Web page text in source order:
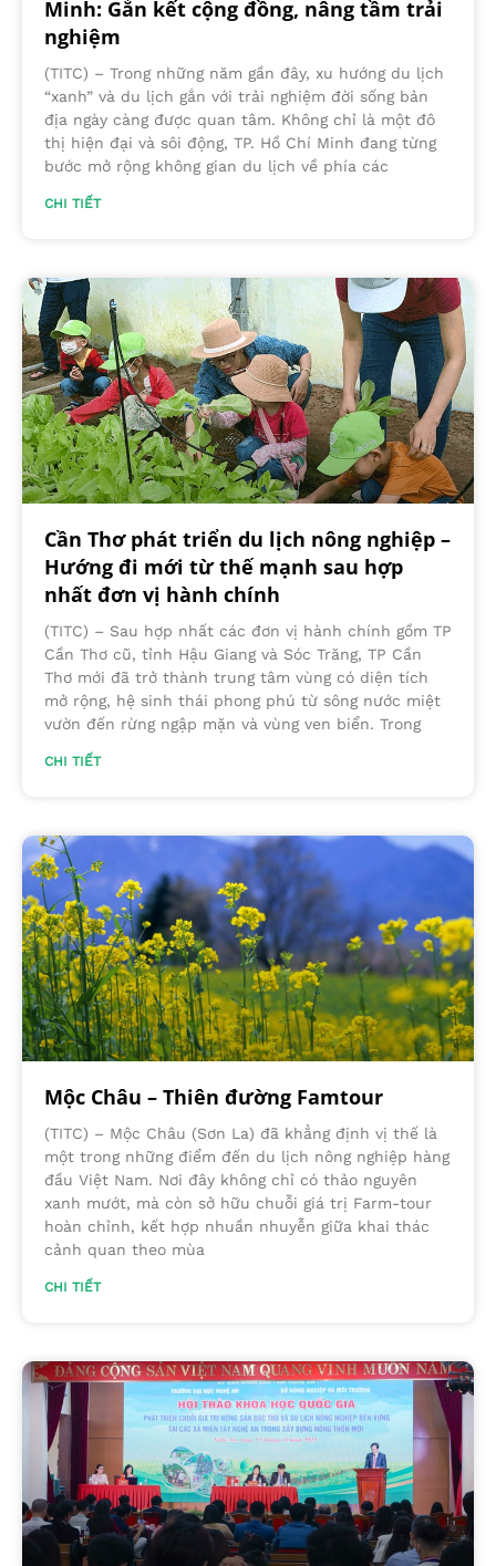
Minh: Gắn kết cộng đồng, nâng tầm trải
nghiệm
(TITC) – Trong những năm gần đây, xu hướng du lịch
“xanh” và du lịch gắn với trải nghiệm đời sống bản
địa ngày càng được quan tâm. Không chỉ là một đô
thị hiện đại và sôi động, TP. Hồ Chí Minh đang từng
bước mở rộng không gian du lịch về phía các
CHI TIẾT
Cần Thơ phát triển du lịch nông nghiệp –
Hướng đi mới từ thế mạnh sau hợp
nhất đơn vị hành chính
(TITC) – Sau hợp nhất các đơn vị hành chính gồm TP
Cần Thơ cũ, tỉnh Hậu Giang và Sóc Trăng, TP Cần
Thơ mới đã trở thành trung tâm vùng có diện tích
mở rộng, hệ sinh thái phong phú từ sông nước miệt
vườn đến rừng ngập mặn và vùng ven biển. Trong
CHI TIẾT
Mộc Châu – Thiên đường Famtour
(TITC) – Mộc Châu (Sơn La) đã khẳng định vị thế là
một trong những điểm đến du lịch nông nghiệp hàng
đầu Việt Nam. Nơi đây không chỉ có thảo nguyên
xanh mướt, mà còn sở hữu chuỗi giá trị Farm-tour
hoàn chỉnh, kết hợp nhuần nhuyễn giữa khai thác
cảnh quan theo mùa
CHI TIẾT